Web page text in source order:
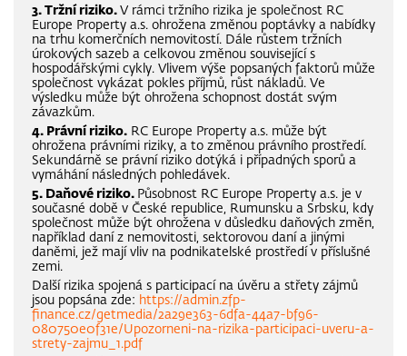
3. Tržní riziko. V rámci tržního rizika je společnost RC
Europe Property a.s. ohrožena změnou poptávky a nabídky
na trhu komerčních nemovitostí. Dále růstem tržních
úrokových sazeb a celkovou změnou související s
hospodářskými cykly. Vlivem výše popsaných faktorů může
společnost vykázat pokles příjmů, růst nákladů. Ve
výsledku může být ohrožena schopnost dostát svým
závazkům.
4. Právní riziko. RC Europe Property a.s. může být
ohrožena právními riziky, a to změnou právního prostředí.
Sekundárně se právní riziko dotýká i případných sporů a
vymáhání následných pohledávek.
5. Daňové riziko. Působnost RC Europe Property a.s. je v
současné době v České republice, Rumunsku a Srbsku, kdy
společnost může být ohrožena v důsledku daňových změn,
například daní z nemovitosti, sektorovou daní a jinými
daněmi, jež mají vliv na podnikatelské prostředí v příslušné
zemi.
Další rizika spojená s participací na úvěru a střety zájmů
jsou popsána zde: https://admin.zfp-
finance.cz/getmedia/2a29e363-6dfa-44a7-bf96-
080750e0f31e/Upozorneni-na-rizika-participaci-uveru-a-
strety-zajmu_1.pdf